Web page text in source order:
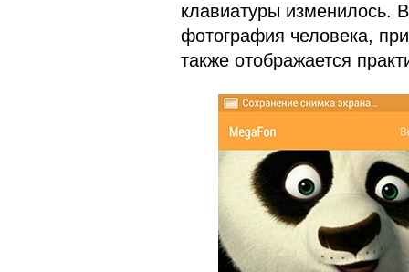
клавиатуры изменилось. В
фотография человека,
также отображается